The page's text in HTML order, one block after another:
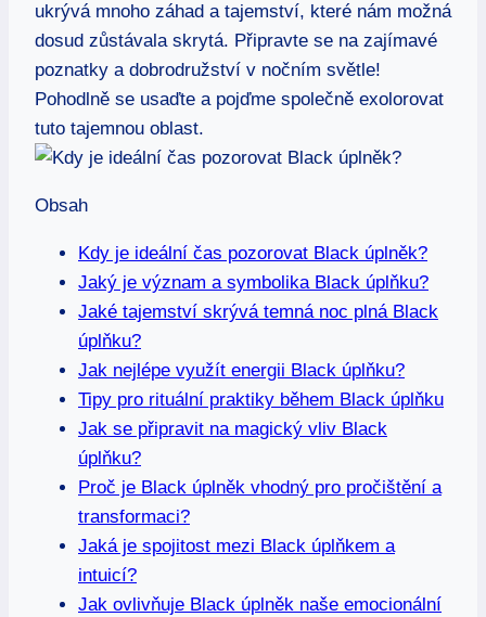
ukrývá mnoho záhad a tajemství, které nám možná
dosud zůstávala skrytá. Připravte se na zajímavé
poznatky a dobrodružství v nočním světle!
Pohodlně se usaďte a pojďme společně exolorovat
tuto tajemnou oblast.
Obsah
Kdy je ideální čas pozorovat Black úplněk?
Jaký je význam a symbolika Black úplňku?
Jaké tajemství skrývá temná noc plná Black
úplňku?
Jak nejlépe využít energii Black úplňku?
Tipy pro rituální praktiky během Black úplňku
Jak se připravit na magický vliv Black
úplňku?
Proč je Black úplněk vhodný pro pročištění a
transformaci?
Jaká je spojitost mezi Black úplňkem a
intuicí?
Jak ovlivňuje Black úplněk naše emocionální